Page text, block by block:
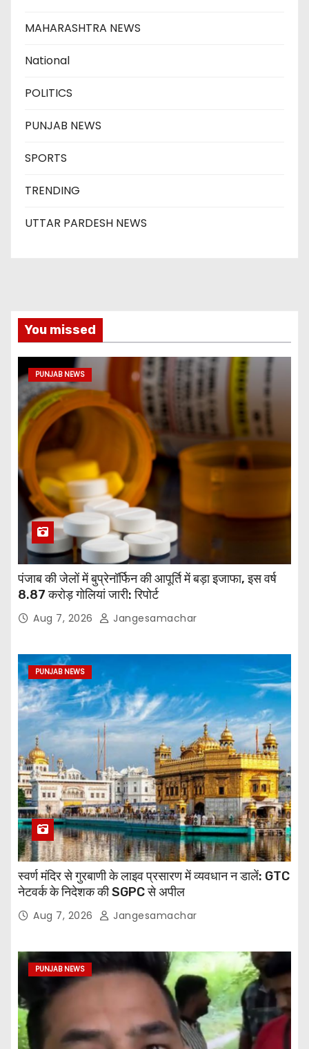
MAHARASHTRA NEWS
National
POLITICS
PUNJAB NEWS
SPORTS
TRENDING
UTTAR PARDESH NEWS
You missed
PUNJAB NEWS
पंजाब की जेलों में बुप्रेनॉर्फिन की आपूर्ति में बड़ा इजाफा, इस वर्ष
8.87 करोड़ गोलियां जारी: रिपोर्ट
Aug 7, 2026 Jangesamachar
PUNJAB NEWS
स्वर्ण मंदिर से गुरबाणी के लाइव प्रसारण में व्यवधान न डालें: GTC
नेटवर्क के निदेशक की SGPC से अपील
Aug 7, 2026 Jangesamachar
PUNJAB NEWS